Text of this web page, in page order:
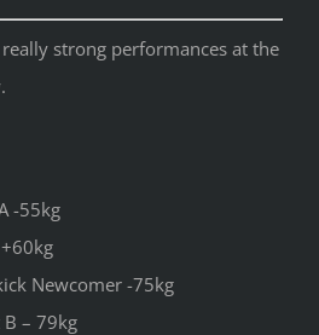
strong performances at the
-55kg
Newcomer -75kg
– 79kg